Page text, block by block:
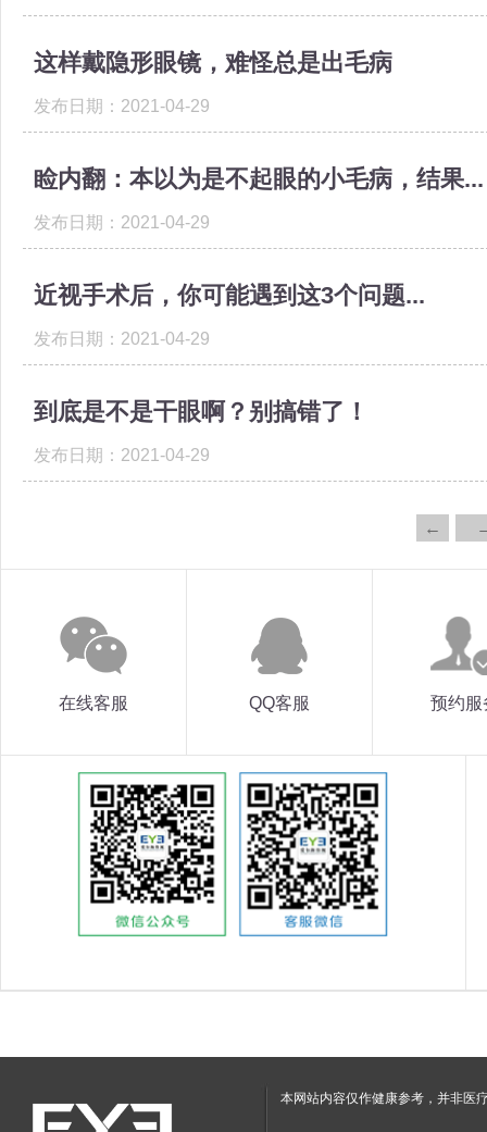
这样戴隐形眼镜，难怪总是出毛病
发布日期：2021-04-29
睑内翻：本以为是不起眼的小毛病，结果...
发布日期：2021-04-29
近视手术后，你可能遇到这3个问题...
发布日期：2021-04-29
到底是不是干眼啊？别搞错了！
发布日期：2021-04-29
←
在线客服 QQ客服 预约服
本网站内容仅作健康参考，并非医